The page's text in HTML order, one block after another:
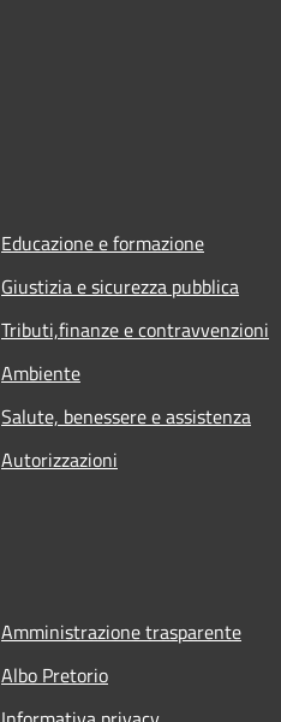
Educazione e formazione
Giustizia e sicurezza pubblica
Tributi,finanze e contravvenzioni
Ambiente
Salute, benessere e assistenza
Autorizzazioni
Amministrazione trasparente
Albo Pretorio